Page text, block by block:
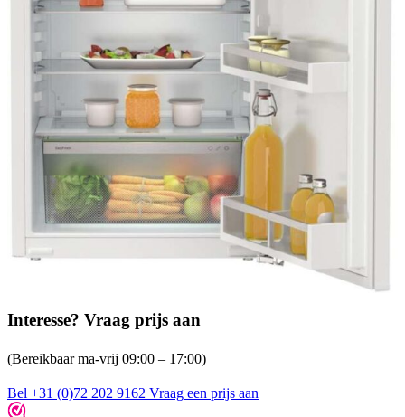
Interesse? Vraag prijs aan
(Bereikbaar ma-vrij 09:00 – 17:00)
Bel +31 (0)72 202 9162 Vraag een prijs aan